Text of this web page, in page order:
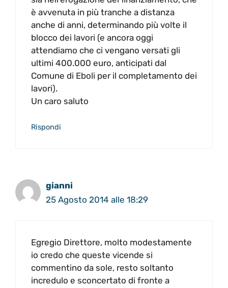
è avvenuta in più tranche a distanza
anche di anni, determinando più volte il
blocco dei lavori (e ancora oggi
attendiamo che ci vengano versati gli
ultimi 400.000 euro, anticipati dal
Comune di Eboli per il completamento dei
lavori).
Un caro saluto
Rispondi
gianni
25 Agosto 2014 alle 18:29
Egregio Direttore, molto modestamente
io credo che queste vicende si
commentino da sole, resto soltanto
incredulo e sconcertato di fronte a